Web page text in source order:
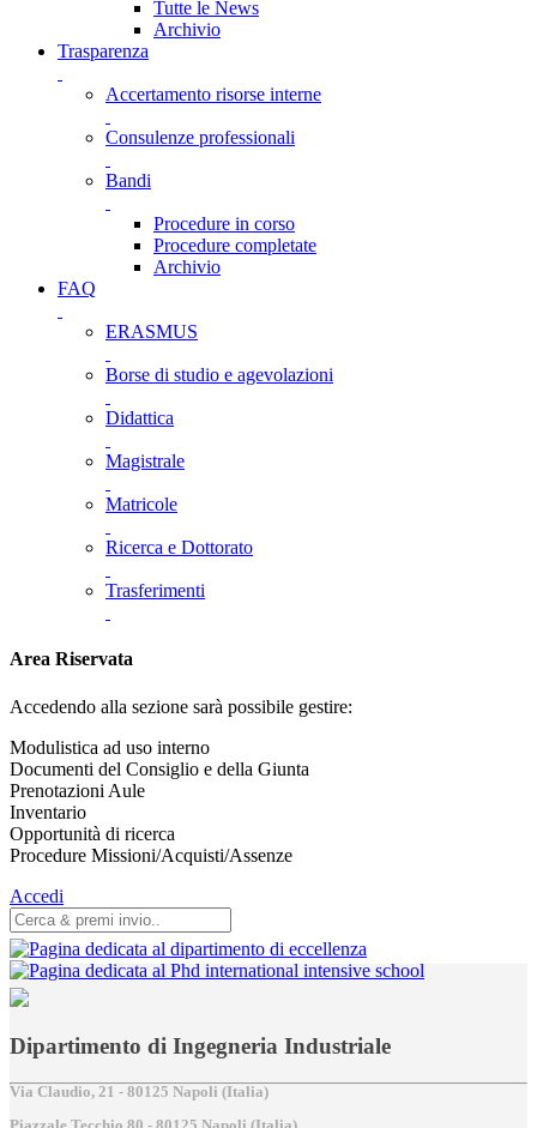
Tutte le News
Archivio
Trasparenza
Accertamento risorse interne
Consulenze professionali
Bandi
Procedure in corso
Procedure completate
Archivio
FAQ
ERASMUS
Borse di studio e agevolazioni
Didattica
Magistrale
Matricole
Ricerca e Dottorato
Trasferimenti
Area Riservata
Accedendo alla sezione sarà possibile gestire:
Modulistica ad uso interno
Documenti del Consiglio e della Giunta
Prenotazioni Aule
Inventario
Opportunità di ricerca
Procedure Missioni/Acquisti/Assenze
Accedi
Dipartimento di Ingegneria Industriale
Via Claudio, 21 - 80125 Napoli (Italia)